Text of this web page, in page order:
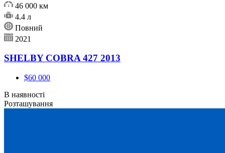
46 000 км
4.4 л
Повний
2021
SHELBY COBRA 427 2013
$60 000
В наявності
Розташування